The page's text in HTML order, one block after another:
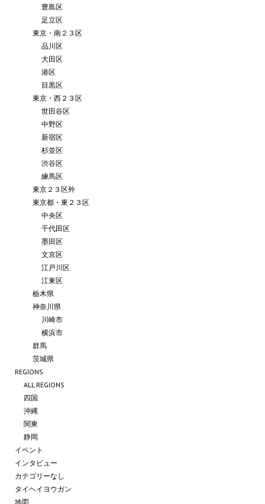
豊島区
足立区
東京・南２３区
品川区
大田区
港区
目黒区
東京・西２３区
世田谷区
中野区
新宿区
杉並区
渋谷区
練馬区
東京２３区外
東京都・東２３区
中央区
千代田区
墨田区
文京区
江戸川区
江東区
栃木県
神奈川県
川崎市
横浜市
群馬
茨城県
REGIONS
ALL REGIONS
四国
沖縄
関東
静岡
イベント
インタビュー
カテゴリーなし
タイヘイヨウガン
地図